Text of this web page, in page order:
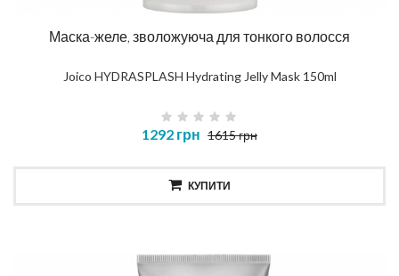
Маска-желе, зволожуюча для тонкого волосся
Joico HYDRASPLASH Hydrating Jelly Mask 150ml
1292 грн 1615 грн
КУПИТИ